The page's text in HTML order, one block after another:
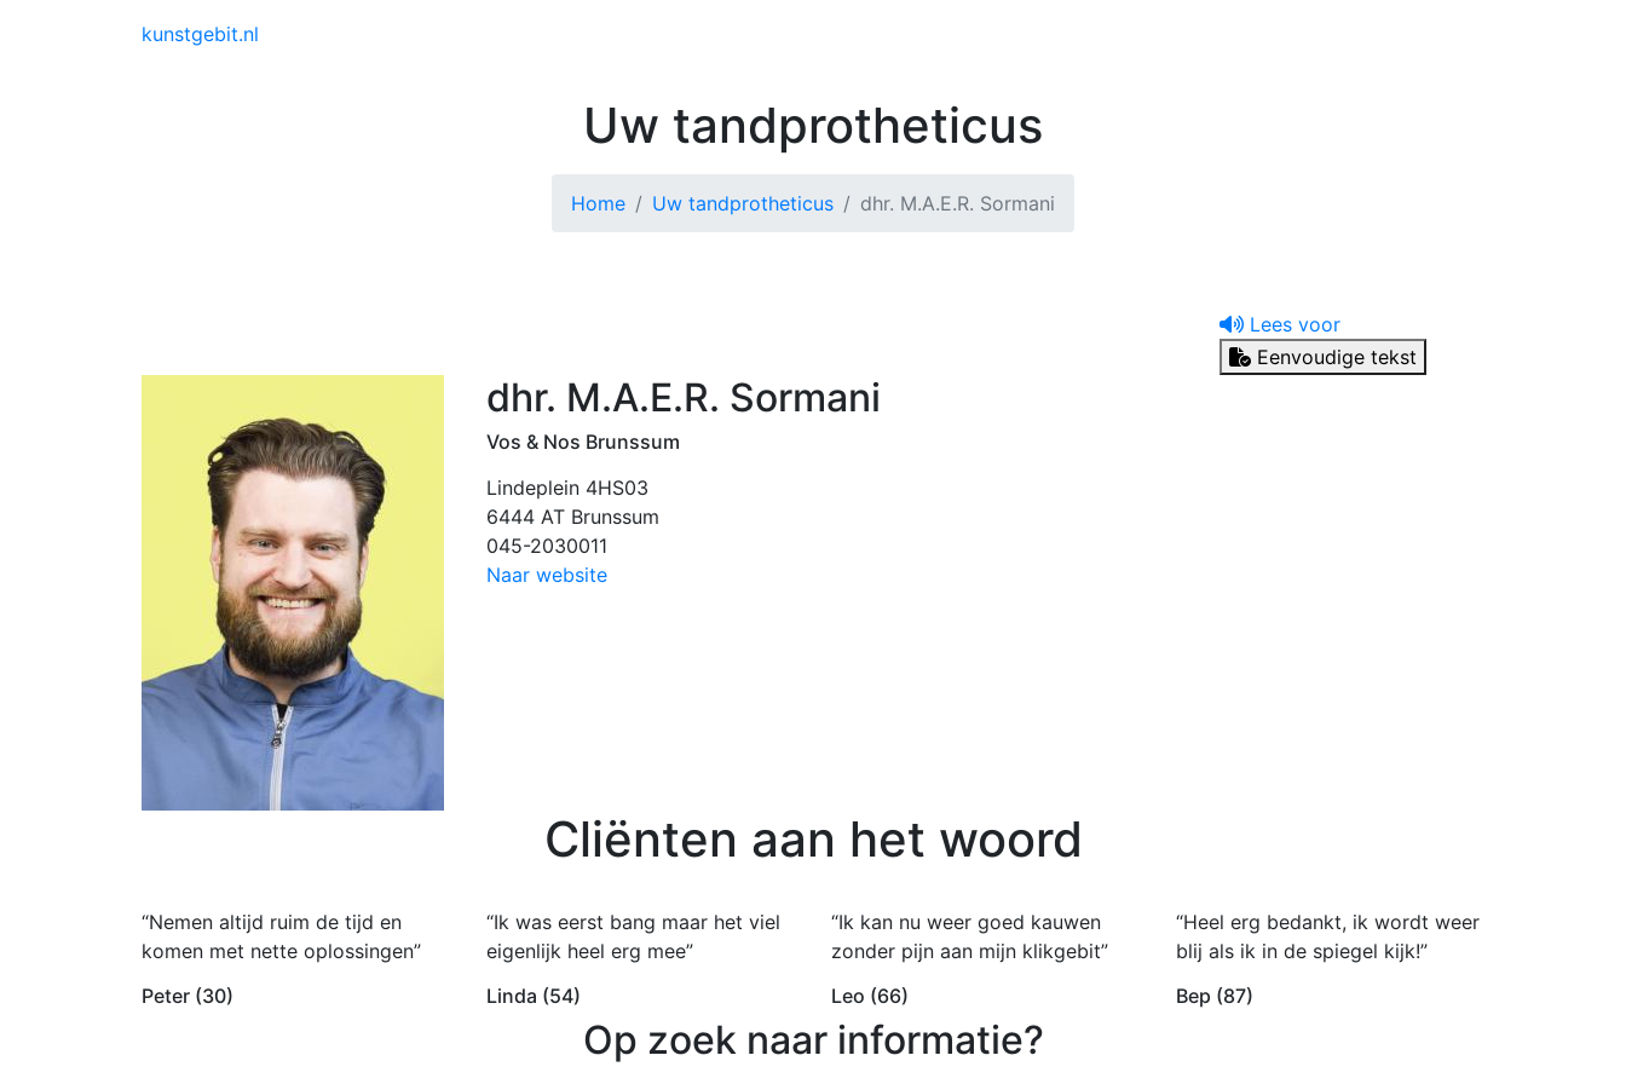
kunstgebit.nl
Uw tandprotheticus
Home Uw tandprotheticus dhr. M.A.E.R. Sormani
Lees voor
Eenvoudige tekst
dhr. M.A.E.R. Sormani
Vos & Nos Brunssum
Lindeplein 4HS03
6444 AT Brunssum
045-2030011
Naar website
Cliënten aan het woord
“Nemen altijd ruim de tijd en
komen met nette oplossingen”
Peter (30)
“Ik was eerst bang maar het viel
eigenlijk heel erg mee”
Linda (54)
“Ik kan nu weer goed kauwen
zonder pijn aan mijn klikgebit”
Leo (66)
“Heel erg bedankt, ik wordt weer
blij als ik in de spiegel kijk!”
Bep (87)
Op zoek naar informatie?